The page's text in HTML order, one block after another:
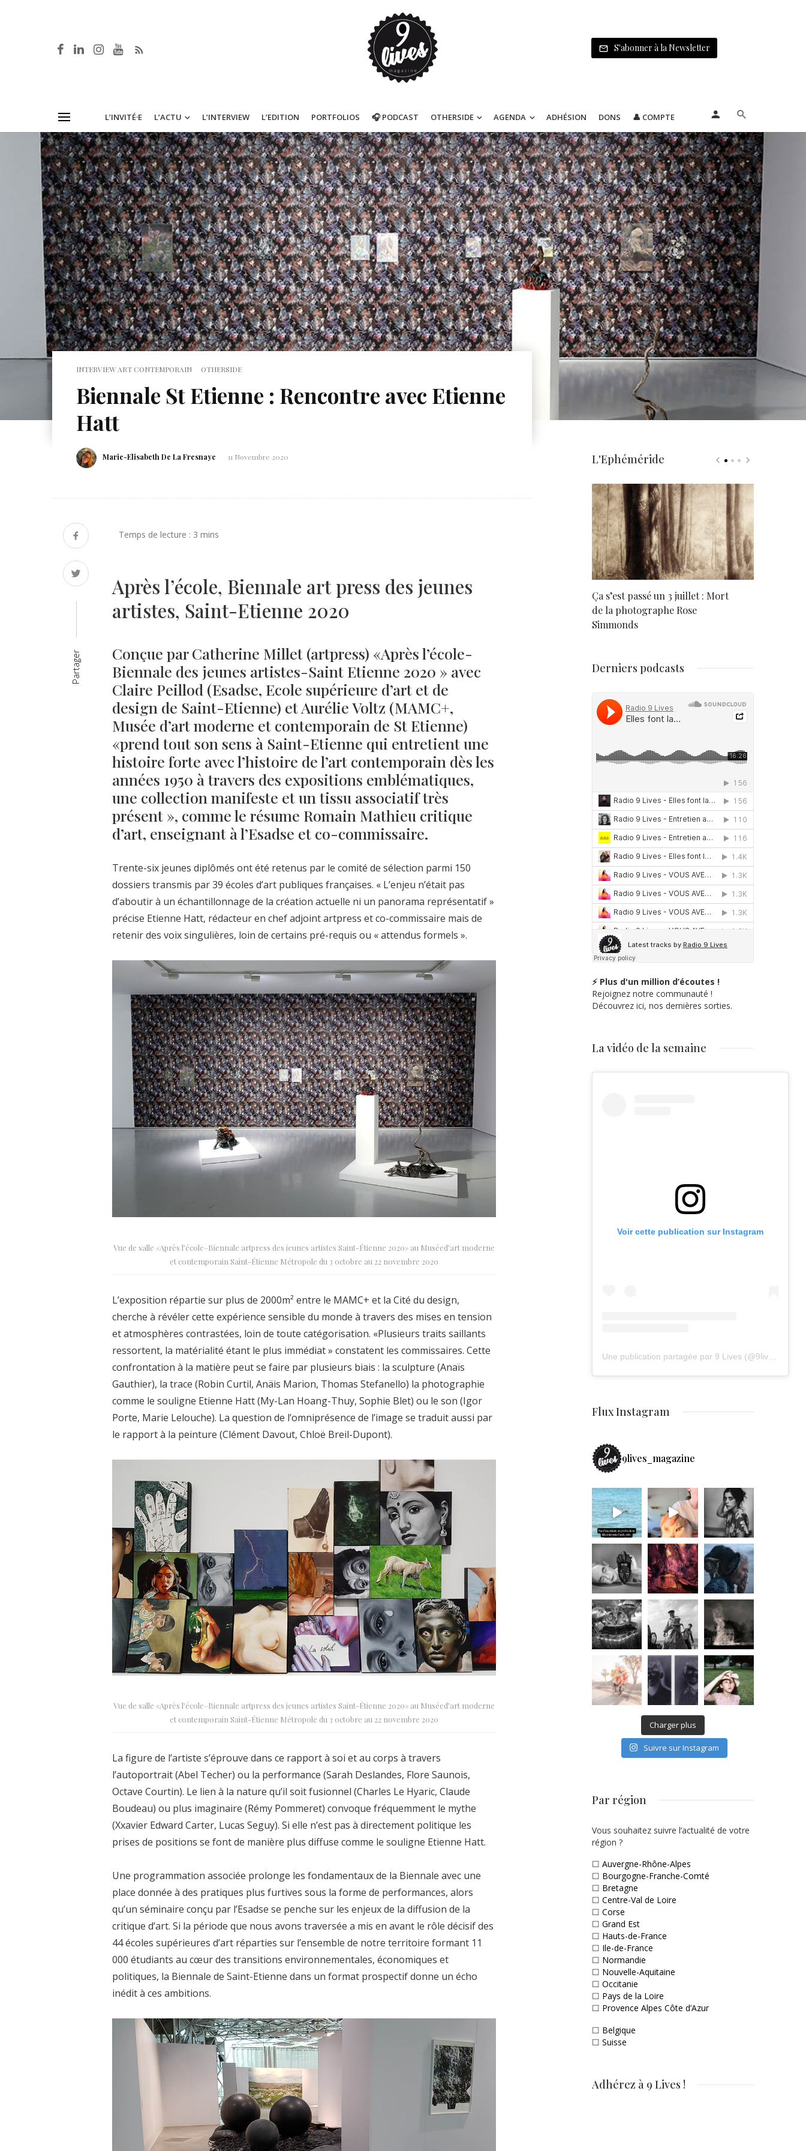
S'abonner à la Newsletter
L’INVITÉ·E L’ACTU L’INTERVIEW L’EDITION PORTFOLIOS 🎧 PODCAST OTHERSIDE AGENDA ADHÉSION DONS 👤 COMPTE
INTERVIEW ART CONTEMPORAIN OTHERSIDE
Biennale St Etienne : Rencontre avec Etienne
Hatt
Marie-Elisabeth De La Fresnaye 11 Novembre 2020
Partager
Après l’école, Biennale art press des jeunes
artistes, Saint-Etienne 2020
Conçue par Catherine Millet (artpress) «Après l’école-
Biennale des jeunes artistes-Saint Etienne 2020 » avec
Claire Peillod (Esadse, Ecole supérieure d’art et de
design de Saint-Etienne) et Aurélie Voltz (MAMC+,
Musée d’art moderne et contemporain de St Etienne)
«prend tout son sens à Saint-Etienne qui entretient une
histoire forte avec l’histoire de l’art contemporain dès les
années 1950 à travers des expositions emblématiques,
une collection manifeste et un tissu associatif très
présent », comme le résume Romain Mathieu critique
d’art, enseignant à l’Esadse et co-commissaire.
Trente-six jeunes diplômés ont été retenus par le comité de sélection parmi 150
dossiers transmis par 39 écoles d’art publiques françaises. « L’enjeu n’était pas
d’aboutir à un échantillonnage de la création actuelle ni un panorama représentatif »
précise Etienne Hatt, rédacteur en chef adjoint artpress et co-commissaire mais de
retenir des voix singulières, loin de certains pré-requis ou « attendus formels ».
Vue de salle «Après l’école–Biennale artpress des jeunes artistes Saint-Étienne 2020» au Muséed’art moderne
et contemporain Saint-Étienne Métropole du 3 octobre au 22 novembre 2020
L’exposition répartie sur plus de 2000m² entre le MAMC+ et la Cité du design,
cherche à révéler cette expérience sensible du monde à travers des mises en tension
et atmosphères contrastées, loin de toute catégorisation. «Plusieurs traits saillants
ressortent, la matérialité étant le plus immédiat » constatent les commissaires. Cette
confrontation à la matière peut se faire par plusieurs biais : la sculpture (Anaïs
Gauthier), la trace (Robin Curtil, Anäis Marion, Thomas Stefanello) la photographie
comme le souligne Etienne Hatt (My-Lan Hoang-Thuy, Sophie Blet) ou le son (Igor
Porte, Marie Lelouche). La question de l’omniprésence de l’image se traduit aussi par
le rapport à la peinture (Clément Davout, Chloë Breil-Dupont).
Vue de salle «Après l’école–Biennale artpress des jeunes artistes Saint-Étienne 2020» au Muséed’art moderne
et contemporain Saint-Étienne Métropole du 3 octobre au 22 novembre 2020
La figure de l’artiste s’éprouve dans ce rapport à soi et au corps à travers
l’autoportrait (Abel Techer) ou la performance (Sarah Deslandes, Flore Saunois,
Octave Courtin). Le lien à la nature qu’il soit fusionnel (Charles Le Hyaric, Claude
Boudeau) ou plus imaginaire (Rémy Pommeret) convoque fréquemment le mythe
(Xxavier Edward Carter, Lucas Seguy). Si elle n’est pas à directement politique les
prises de positions se font de manière plus diffuse comme le souligne Etienne Hatt.
Une programmation associée prolonge les fondamentaux de la Biennale avec une
place donnée à des pratiques plus furtives sous la forme de performances, alors
qu’un séminaire conçu par l’Esadse se penche sur les enjeux de la diffusion de la
critique d’art. Si la période que nous avons traversée a mis en avant le rôle décisif des
44 écoles supérieures d’art réparties sur l’ensemble de notre territoire formant 11
000 étudiants au cœur des transitions environnementales, économiques et
politiques, la Biennale de Saint-Etienne dans un format prospectif donne un écho
inédit à ces ambitions.
L'Ephéméride
Né un 2 juillet : André Kertész
Né un 1er juillet : Léonard
Ça s’est passé un 3 juillet : Mort
de la photographe Rose
Simmonds
Derniers podcasts
⚡ Plus d'un million d’écoutes !
Rejoignez notre communauté !
Découvrez ici, nos dernières sorties.
La vidéo de la semaine
Voir cette publication sur Instagram
Flux Instagram
9lives_magazine
Charger plus
Suivre sur Instagram
Par région
Vous souhaitez suivre l’actualité de votre
région ?
☐ Auvergne-Rhône-Alpes
☐ Bourgogne-Franche-Comté
☐ Bretagne
☐ Centre-Val de Loire
☐ Corse
☐ Grand Est
☐ Hauts-de-France
☐ Ile-de-France
☐ Normandie
☐ Nouvelle-Aquitaine
☐ Occitanie
☐ Pays de la Loire
☐ Provence Alpes Côte d’Azur
☐ Belgique
☐ Suisse
Adhérez à 9 Lives !